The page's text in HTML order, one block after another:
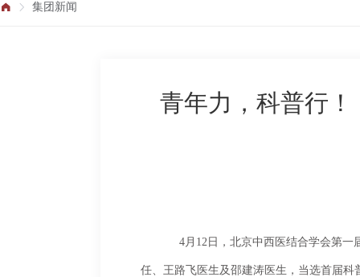
集团新闻
青年力，科普行
任、王路飞医生及邵建涛医生，当选首届